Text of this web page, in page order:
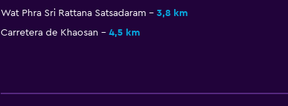
Wat Phra Sri Rattana Satsadaram
3,8 km
Carretera de Khaosan
4,5 km